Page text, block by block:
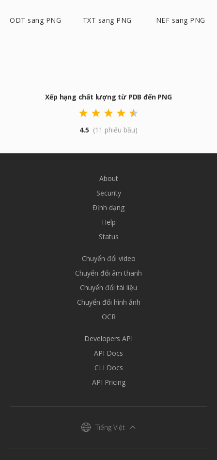
ODT sang PNG TXT sang PNG NEF sang PNG
Xếp hạng chất lượng từ PDB đến PNG
4.5 (11 phiếu bầu)
About
Security
Định dạng
Help
Status
Chuyển đổi video
Chuyển đổi âm thanh
Chuyển đổi tài liệu
Chuyển đổi hình ảnh
OCR
Developers API
API Docs
CLI Docs
API Pricing
Tiếng Việt